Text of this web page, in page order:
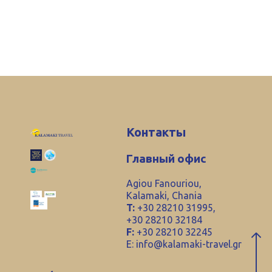
Контакты
Главный офис
Agiou Fanouriou,
Kalamaki, Chania
T: +30 28210 31995,
+30 28210 32184
F: +30 28210 32245
E: info@kalamaki-travel.gr